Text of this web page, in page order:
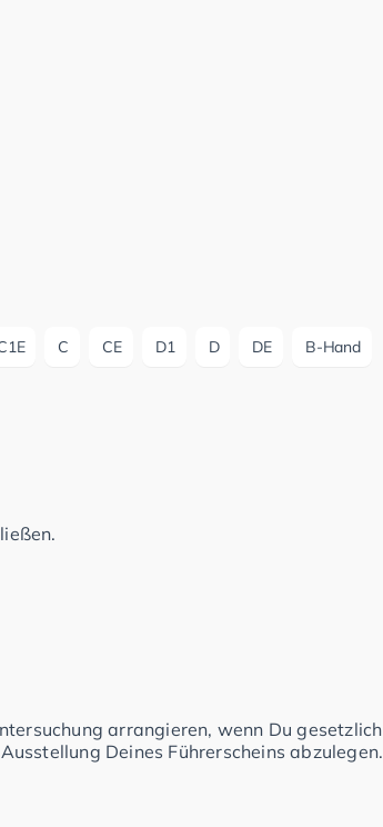
C CE D1 D DE B-Hand
arrangieren, wenn Du gesetzlich
Deines Führerscheins abzulegen.